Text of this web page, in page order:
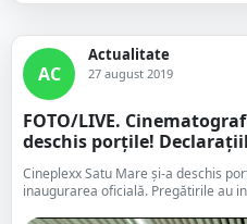
AC
Actualitate
27 august 2019
FOTO/LIVE.
deschis porțile!
Cineplexx Satu Mare și-a deschis
inaugurarea oficială. Pregătirile au